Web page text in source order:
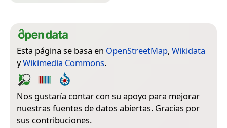
Esta página se basa en OpenStreetMap, Wikidata
yWikimedia Commons.
Nos gustaría contar con su apoyo para mejorar
nuestras fuentes de datos abiertas. Gracias por
sus contribuciones.